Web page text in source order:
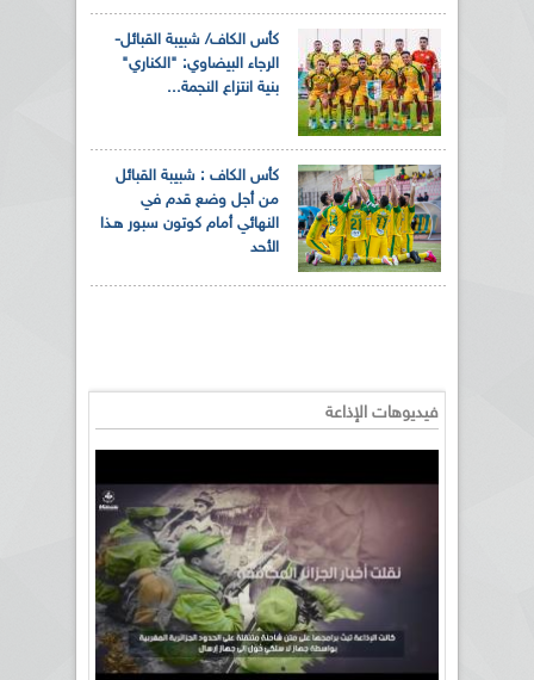
كأس الكاف/ شبيبة القبائل-
الرجاء البيضاوي: "الكناري"
بنية انتزاع النجمة...
كأس الكاف : شبيبة القبائل
من أجل وضع قدم في
النهائي أمام كوتون سبور هـذا
الأحد
فيديوهات الإذاعة